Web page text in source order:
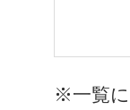
※一覧